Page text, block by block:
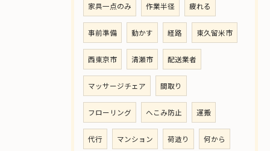
家具一点のみ 作業半径 疲れる
事前準備 動かす 経路 東久留米市
西東京市 清瀬市 配送業者
マッサージチェア 間取り
フローリング へこみ防止 運搬
代行 マンション 荷造り 何から